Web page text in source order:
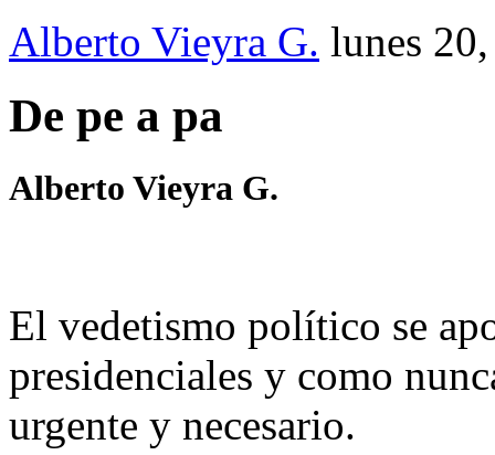
Alberto Vieyra G. lunes
De pe a pa
Alberto Vieyra G.
El vedetismo político se
presidenciales y como
urgente y necesario.